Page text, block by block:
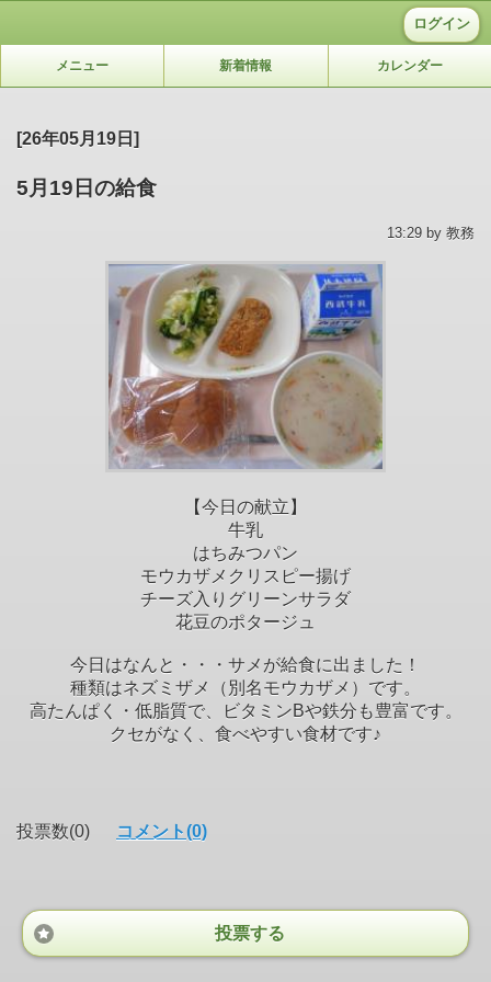
ログイン
メニュー 新着情報 カレンダー
[26年05月19日]
5月19日の給食
13:29 by 教務
【今日の献立】
牛乳
はちみつパン
モウカザメクリスピー揚げ
チーズ入りグリーンサラダ
花豆のポタージュ
今日はなんと・・・サメが給食に出ました！
種類はネズミザメ（別名モウカザメ）です。
高たんぱく・低脂質で、ビタミンBや鉄分も豊富です。
クセがなく、食べやすい食材です♪
投票数(0) コメント(0)
投票する